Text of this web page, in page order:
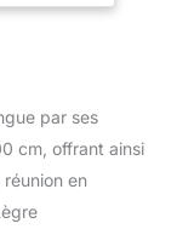
à une
de
patins.
de
par ses
cm, offrant ainsi
en